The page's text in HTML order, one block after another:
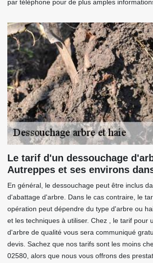
par téléphone pour de plus amples
Le tarif d'un dessouchage
Autreppes et ses environs
En général, le dessouchage peut être inclus
d'abattage d'arbre. Dans le cas contraire, le
opération peut dépendre du type d'arbre ou
et les techniques à utiliser. Chez , le tarif pour
d'arbre de qualité vous sera communiqué
devis. Sachez que nos tarifs sont les moins
02580, alors que nous vous offrons des